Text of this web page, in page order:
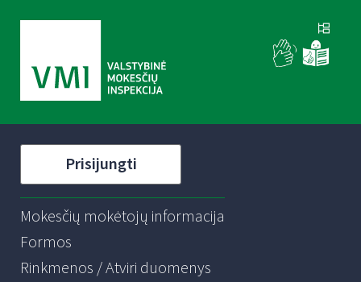
Prisijungti
Mokesčių mokėtojų informacija
Formos
Rinkmenos / Atviri duomenys